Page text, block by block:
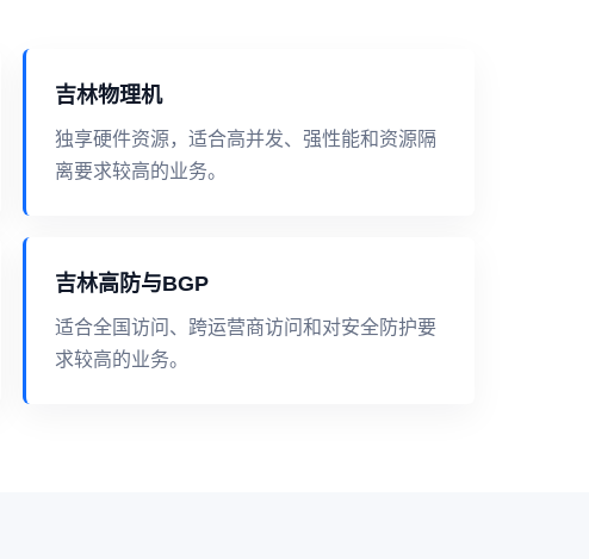
吉林物理机
独享硬件资源，适合高并发、强性能和资源隔
离要求较高的业务。
吉林高防与BGP
适合全国访问、跨运营商访问和对安全防护要
求较高的业务。